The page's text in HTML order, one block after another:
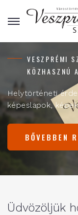
VESZPRÉMI
KÖZHASZNÚ
Helytörténeti
képeslapok,
BŐVEBBEN
Üdvözöljük